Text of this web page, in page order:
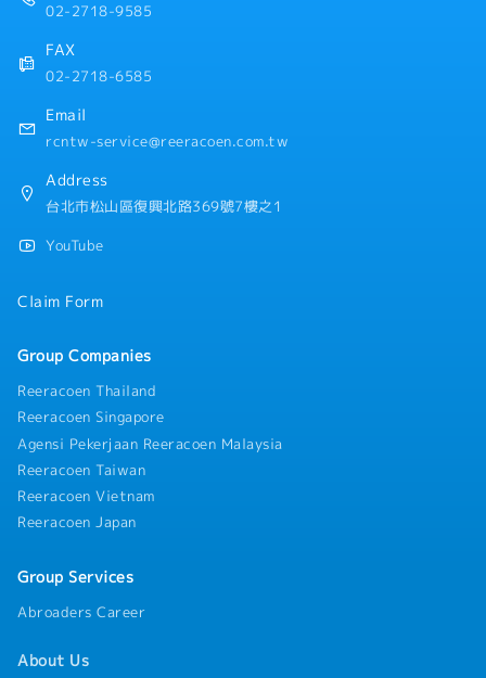
・交通津貼（已包含於基本薪資中）
・獎金平均3個月，依業績而定（1月支付）
02-2718-9585
FAX
02-2718-6585
Email
rcntw-service@reeracoen.com.tw
Address
台北市松山區復興北路369號7樓之1
YouTube
Claim Form
Group Companies
Reeracoen Thailand
Reeracoen Singapore
Agensi Pekerjaan Reeracoen Malaysia
Reeracoen Taiwan
Reeracoen Vietnam
Reeracoen Japan
Group Services
Abroaders Career
About Us